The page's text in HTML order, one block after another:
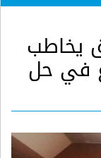
يخاطب
في حل